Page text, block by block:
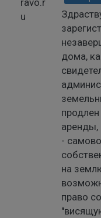
дома,
аренды,
-
на
право